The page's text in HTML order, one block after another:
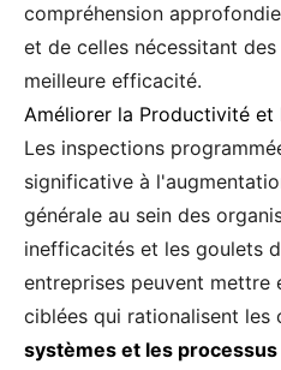
compréhension
et de celles nécessitant
meilleure efficacité.
Améliorer la Productivité
Les inspections
significative à
générale au sein des
inefficacités et les goulets
entreprises peuvent
ciblées qui rationalisent les
systèmes et les